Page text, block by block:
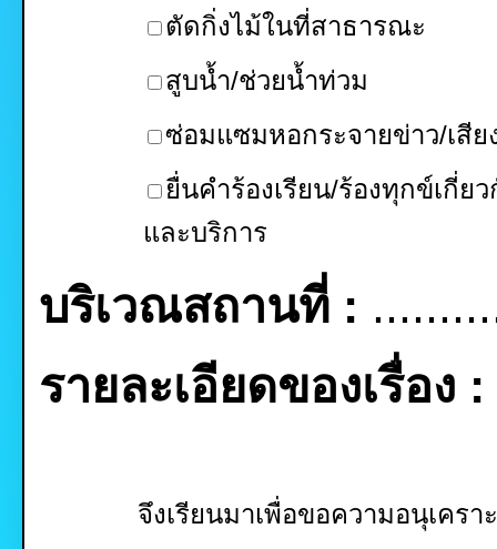
ตัดกิ่งไม้ในที่สาธารณะ
สูบน้ำ/ช่วยน้ำท่วม
ซ่อมแซมหอกระจายข่าว/เสีย
ยื่นคำร้องเรียน/ร้องทุกข์เกี่ย
และบริการ
บริเวณสถานที่ :
รายละเอียดของเรื่อง :
จึงเรียนมาเพื่อขอความอนุเค